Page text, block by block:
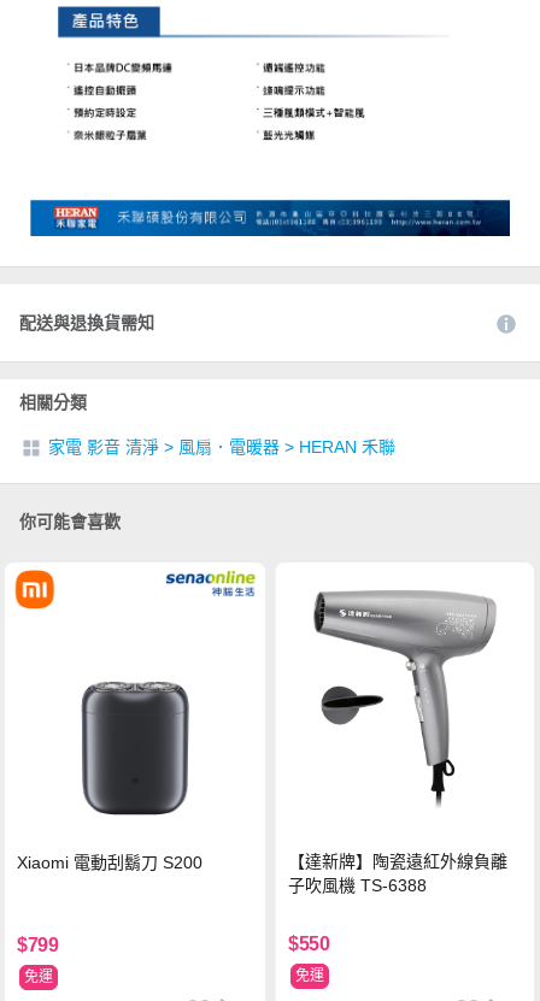
配送與退換貨需知
相關分類
家電 影音 清淨 > 風扇．電暖器 > HERAN 禾聯
你可能會喜歡
Xiaomi 電動刮鬍刀 S200
$799
免運
【達新牌】陶瓷遠紅外線負離
子吹風機 TS-6388
$550
免運